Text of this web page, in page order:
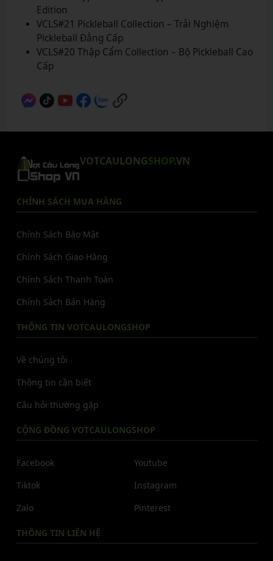
Edition
VCLS#21 Pickleball Collection – Trải Nghiệm
Pickleball Đẳng Cấp
VCLS#20 Thập Cẩm Collection – Bộ Pickleball Cao
Cấp
VOTCAULONGSHOP.VN
CHÍNH SÁCH MUA HÀNG
Chính Sách Bảo Mật
Chính Sách Giao Hàng
Chính Sách Thanh Toán
Chính Sách Bán Hàng
THÔNG TIN VOTCAULONGSHOP
Về chúng tôi
Thông tin cần biết
Câu hỏi thường gặp
CỘNG ĐỒNG VOTCAULONGSHOP
Facebook
Tiktok
Zalo
Youtube
Instagram
Pinterest
THÔNG TIN LIÊN HỆ